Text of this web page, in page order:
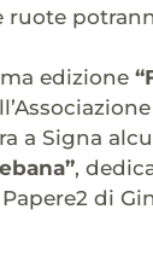
ruote
edizione
a Signa
,
di